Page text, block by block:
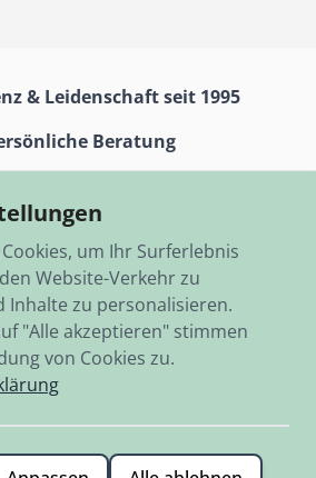
& Leidenschaft seit 1995
Beratung
Artikel auf Lager
Versand, weltweit
RBO-Ing. Stöckl GmbH.
um Ihr Surferlebnis
Website-Verkehr zu
Inhalte zu personalisieren.
"Alle akzeptieren" stimmen
von Cookies zu.